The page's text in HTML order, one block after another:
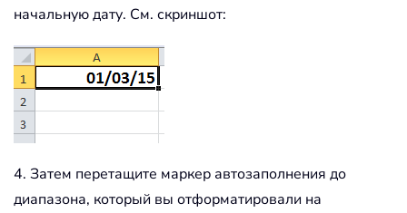
начальную дату. См. скриншот:
4. Затем перетащите маркер автозаполнения до
диапазона, который вы отформатировали на